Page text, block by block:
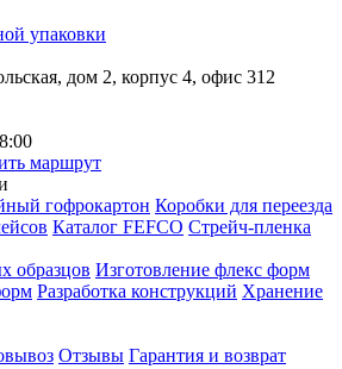
упаковки
дом 2, корпус 4, офис 312
маршрут
гофрокартон Коробки для переезда
Каталог FEFCO Стрейч-пленка
образцов Изготовление флекс форм
Разработка конструкций Хранение
Отзывы Гарантия и возврат